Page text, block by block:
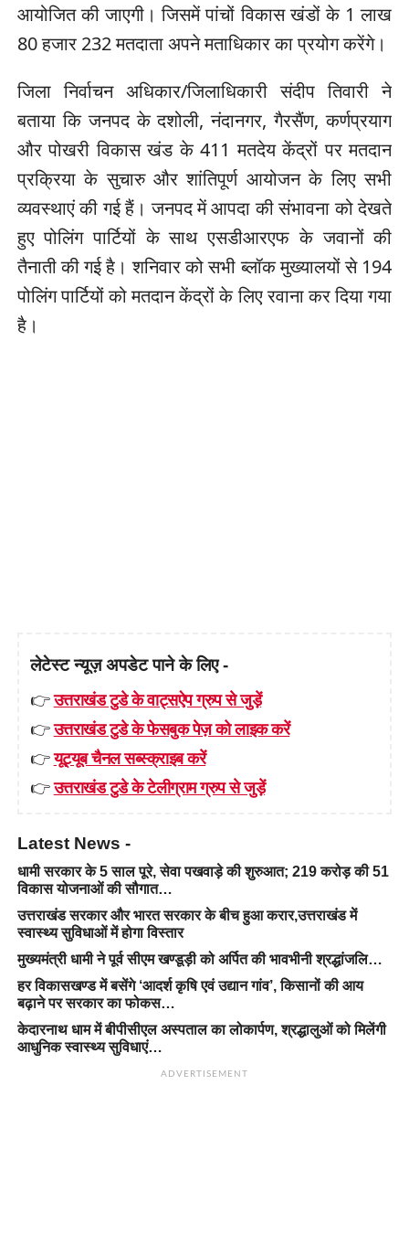
आयोजित की जाएगी। जिसमें पांचों विकास खंडों के 1 लाख
80 हजार 232 मतदाता अपने मताधिकार का प्रयोग करेंगे।
जिला निर्वाचन अधिकार/जिलाधिकारी संदीप तिवारी ने
बताया कि जनपद के दशोली, नंदानगर, गैरसैंण, कर्णप्रयाग
और पोखरी विकास खंड के 411 मतदेय केंद्रों पर मतदान
प्रक्रिया के सुचारु और शांतिपूर्ण आयोजन के लिए सभी
व्यवस्थाएं की गई हैं। जनपद में आपदा की संभावना को देखते
हुए पोलिंग पार्टियों के साथ एसडीआरएफ के जवानों की
तैनाती की गई है। शनिवार को सभी ब्लॉक मुख्यालयों से 194
पोलिंग पार्टियों को मतदान केंद्रों के लिए रवाना कर दिया गया
है।
लेटेस्ट न्यूज़ अपडेट पाने के लिए -
👉उत्तराखंड टुडे के वाट्सऐप ग्रुप से जुड़ें
👉उत्तराखंड टुडे के फेसबुक पेज़ को लाइक करें
👉यूट्यूब चैनल सब्स्क्राइब करें
👉उत्तराखंड टुडे के टेलीग्राम ग्रुप से जुड़ें
Latest News -
धामी सरकार के 5 साल पूरे, सेवा पखवाड़े की शुरुआत; 219 करोड़ की 51
विकास योजनाओं की सौगात…
उत्तराखंड सरकार और भारत सरकार के बीच हुआ करार,उत्तराखंड में
स्वास्थ्य सुविधाओं में होगा विस्तार
मुख्यमंत्री धामी ने पूर्व सीएम खण्डूड़ी को अर्पित की भावभीनी श्रद्धांजलि…
हर विकासखण्ड में बसेंगे ‘आदर्श कृषि एवं उद्यान गांव’, किसानों की आय
बढ़ाने पर सरकार का फोकस…
केदारनाथ धाम में बीपीसीएल अस्पताल का लोकार्पण, श्रद्धालुओं को मिलेंगी
आधुनिक स्वास्थ्य सुविधाएं…
ADVERTISEMENT